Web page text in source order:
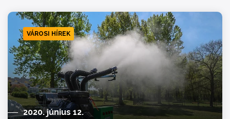
VÁROSI HÍREK
2020. június 12.